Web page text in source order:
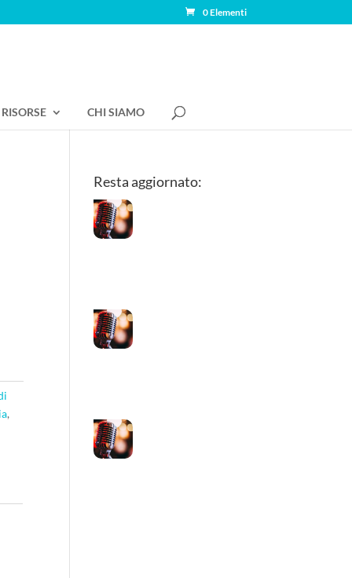
0 Elementi
RISORSE CHI SIAMO
,
Resta aggiornato: